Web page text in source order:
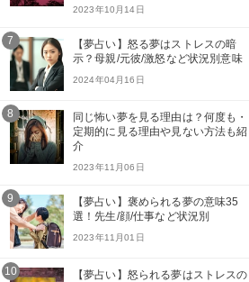
2023年10月14日
7
【夢占い】怒る夢はストレスの暗
示？母親/元彼/激怒など状況別意味
2024年04月16日
8
同じ怖い夢を見る理由は？何度も・
定期的に見る理由や見ない方法も紹
介
2023年11月06日
9
【夢占い】褒められる夢の意味35
選！先生/顔/仕事など状況別
2023年11月01日
10
【夢占い】怒られる夢はストレスの